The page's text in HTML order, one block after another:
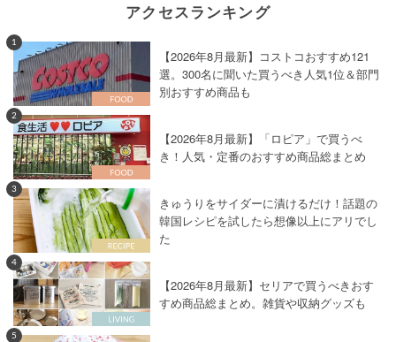
アクセスランキング
1
【2026年8月最新】コストコおすすめ121
選。300名に聞いた買うべき人気1位＆部門
別おすすめ商品も
2
【2026年8月最新】「ロピア」で買うべ
き！人気・定番のおすすめ商品総まとめ
3
きゅうりをサイダーに漬けるだけ！話題の
韓国レシピを試したら想像以上にアリでし
た
4
【2026年8月最新】セリアで買うべきおす
すめ商品総まとめ。雑貨や収納グッズも
5